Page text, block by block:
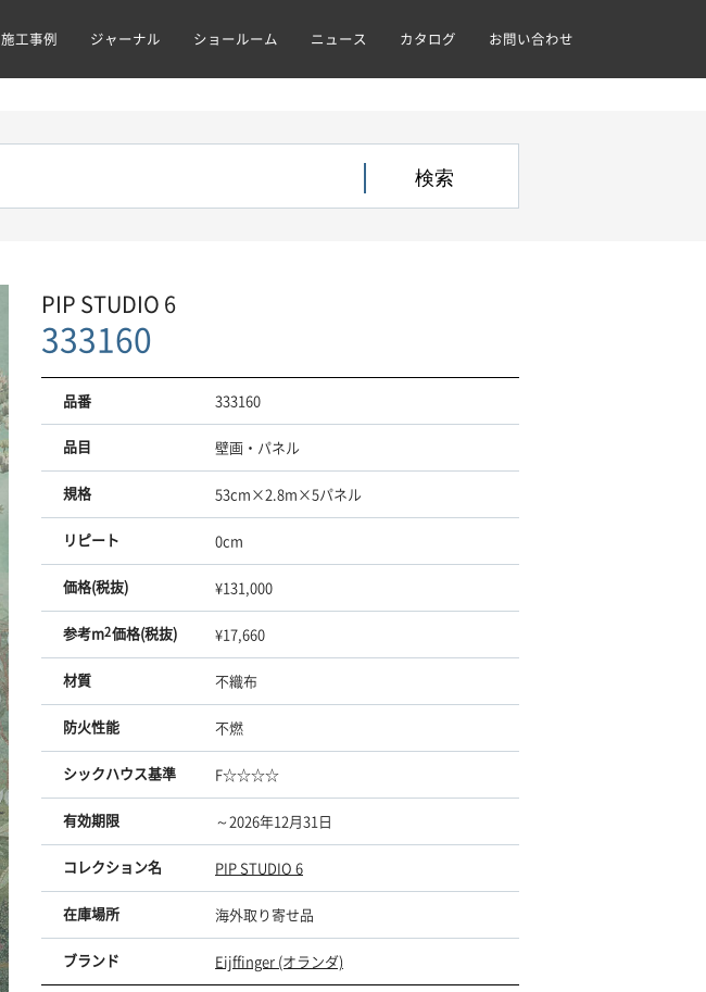
施工事例 ジャーナル ショールーム ニュース カタログ お問い合わせ
PIP STUDIO 6
333160
品番 333160
品目 壁画・パネル
規格 53cm×2.8m×5パネル
リピート 0cm
価格(税抜) ¥131,000
参考m2価格(税抜) ¥17,660
材質 不織布
防火性能 不燃
シックハウス基準 F☆☆☆☆
有効期限 ～2026年12月31日
コレクション名 PIP STUDIO 6
在庫場所 海外取り寄せ品
ブランド Eijffinger (オランダ)